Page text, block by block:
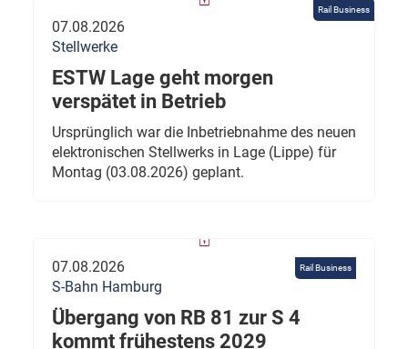
Rail Business
07.08.2026
Stellwerke
ESTW Lage geht morgen
verspätet in Betrieb
Ursprünglich war die Inbetriebnahme des neuen
elektronischen Stellwerks in Lage (Lippe) für
Montag (03.08.2026) geplant.
Rail Business
07.08.2026
S-Bahn Hamburg
Übergang von RB 81 zur S 4
kommt frühestens 2029